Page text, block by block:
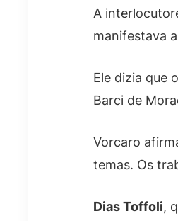
A
manifestava
Ele dizia que
Barci de
Vorcaro
temas. Os
Dias Toffoli,